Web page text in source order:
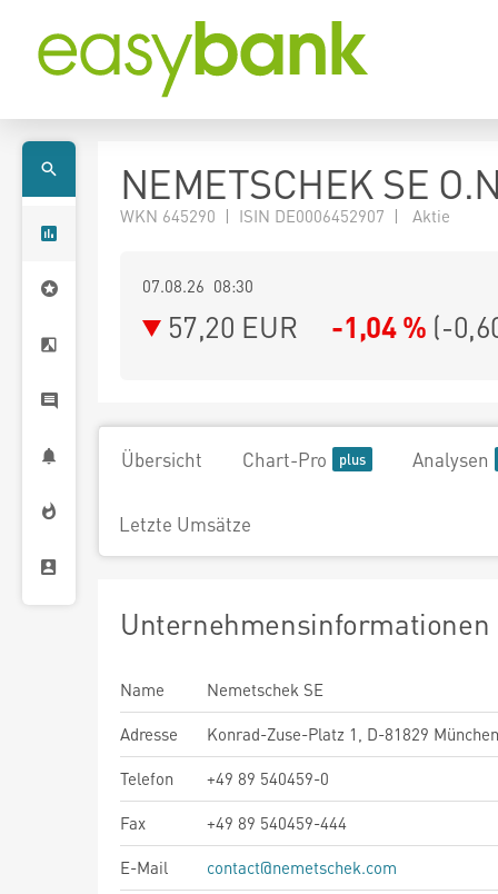
NEMETSCHEK SE
WKN 645290 | ISIN DE0006452907 | Aktie
07.08.26 08:30
57,20 EUR -1,04 % (-
Übersicht Chart-Pro Analysen
Letzte Umsätze
Unternehmensinformationen
Name
Nemetschek SE
Adresse
Konrad-Zuse-Platz 1, D-81829 München
Telefon
+49 89 540459-0
Fax
+49 89 540459-444
E-Mail
contact@nemetschek.com